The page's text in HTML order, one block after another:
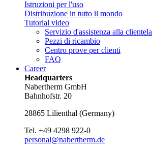
Istruzioni per l'uso
Distribuzione in tutto il mondo
Tutorial video
Servizio d'assistenza alla clientela
Pezzi di ricambio
Centro prove per clienti
FAQ
Career
Headquarters
Nabertherm GmbH
Bahnhofstr. 20
28865 Lilienthal (Germany)
Tel. +49 4298 922-0
personal@nabertherm.de